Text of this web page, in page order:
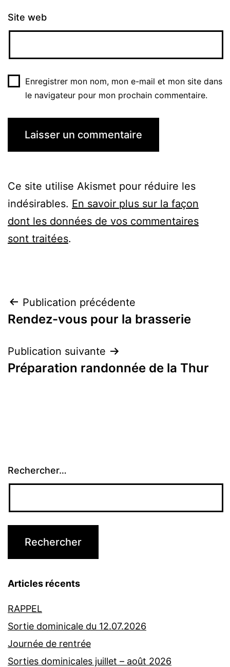
Site web
Enregistrer mon nom, mon e-mail et mon site dans
le navigateur pour mon prochain commentaire.
Ce site utilise Akismet pour réduire les
indésirables. En savoir plus sur la façon
dont les données de vos commentaires
sont traitées.
Navigation
de
l’article
Publication précédente
Rendez-vous pour la brasserie
Publication suivante
Préparation randonnée de la Thur
Rechercher…
Articles récents
RAPPEL
Sortie dominicale du 12.07.2026
Journée de rentrée
Sorties dominicales juillet – août 2026